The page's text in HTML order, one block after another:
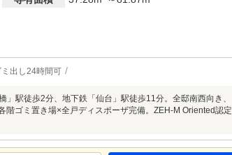
ミ出し24時間可
駅徒歩2分、地下鉄「仙台」駅徒歩11分。全邸南西向き、
ゴミ置き場×全戸ディスポーザ完備。ZEH-M Oriented認定